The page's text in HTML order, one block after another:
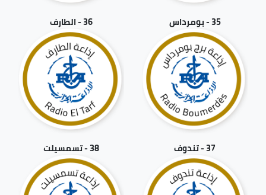
35 - بومرداس 36 - الطارف
37 - تندوف 38 - تسمسيلت